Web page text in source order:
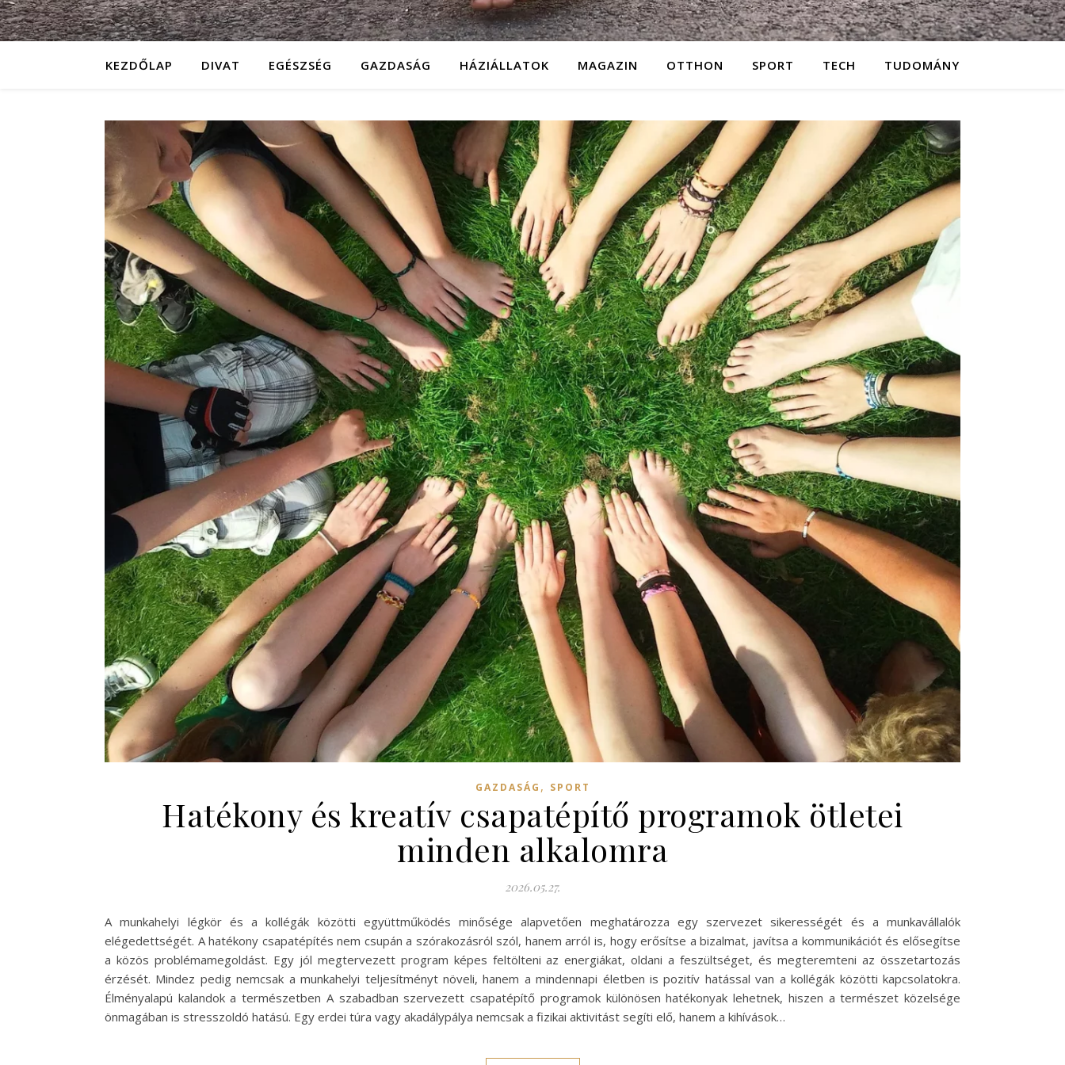
KEZDŐLAP DIVAT EGÉSZSÉG GAZDASÁG HÁZIÁLLATOK MAGAZIN OTTHON SPORT TECH TUDOMÁNY
GAZDASÁG , SPORT
Hatékony és kreatív csapatépítő programok ötletei
minden alkalomra
2026.05.27.
A munkahelyi légkör és a kollégák közötti együttműködés minősége alapvetően meghatározza egy szervezet sikerességét és a munkavállalók
elégedettségét. A hatékony csapatépítés nem csupán a szórakozásról szól, hanem arról is, hogy erősítse a bizalmat, javítsa a kommunikációt és elősegítse
a közös problémamegoldást. Egy jól megtervezett program képes feltölteni az energiákat, oldani a feszültséget, és megteremteni az összetartozás
érzését. Mindez pedig nemcsak a munkahelyi teljesítményt növeli, hanem a mindennapi életben is pozitív hatással van a kollégák közötti kapcsolatokra.
Élményalapú kalandok a természetben A szabadban szervezett csapatépítő programok különösen hatékonyak lehetnek, hiszen a természet közelsége
önmagában is stresszoldó hatású. Egy erdei túra vagy akadálypálya nemcsak a fizikai aktivitást segíti elő, hanem a kihívások…